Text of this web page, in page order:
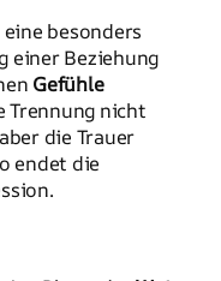
besonders
einer Beziehung
Gefühle
Trennung nicht
die Trauer
endet die